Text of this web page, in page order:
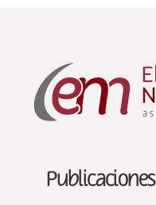
Publicaciones